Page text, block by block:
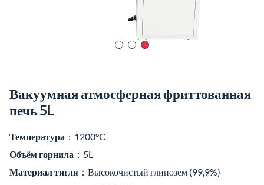
Вакуумная атмосферная фриттованная
печь 5L
Температура ：1200°C
Объём горнила ：5L
Материал тигля ：Высокочистый глинозем (99,9%)